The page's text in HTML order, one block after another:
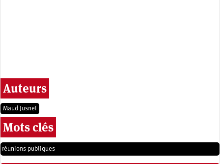
Auteurs
Maud Jusnel
Mots clés
réunions publiques